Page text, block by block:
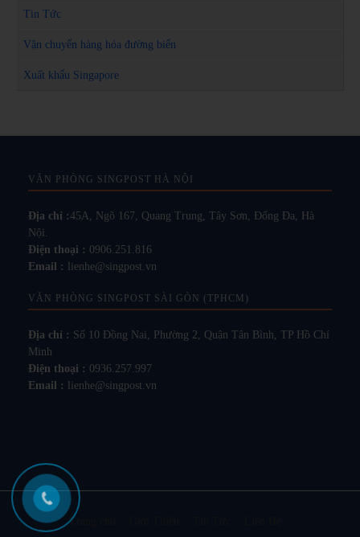
Tin Tức
Vận chuyển hàng hóa đường biển
Xuất khẩu Singapore
VĂN PHÒNG SINGPOST HÀ NỘI
Địa chỉ :45A, Ngõ 167, Quang Trung, Tây Sơn, Đống Đa, Hà
Nội.
Điện thoại : 0906.251.816
Email : lienhe@singpost.vn
VĂN PHÒNG SINGPOST SÀI GÒN (TPHCM)
Địa chỉ : Số 10 Đồng Nai, Phường 2, Quận Tân Bình, TP Hồ Chí
Minh
Điện thoại : 0936.257.997
Email : lienhe@singpost.vn
Trang chủ